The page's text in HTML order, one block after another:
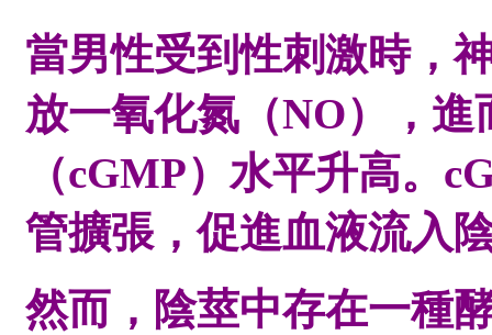
當男性受到性刺激時，
放一氧化氮（NO），
（cGMP）水平升高。
管擴張，促進血液流入
然而，陰莖中存在一種